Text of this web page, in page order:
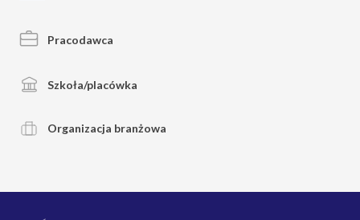
Pracodawca
Szkoła/placówka
Organizacja branżowa